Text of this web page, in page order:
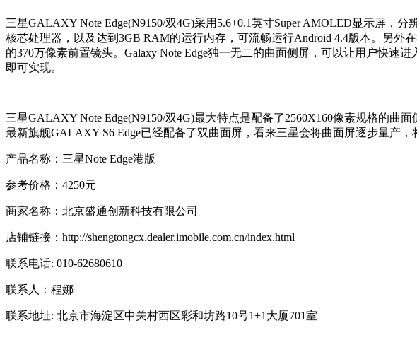
三星GALAXY Note Edge(N9150/双4G)采用5.6+0.1英寸Super AMOLED显示屏，
核芯处理器，以及达到3GB RAM的运行内存，可流畅运行Android 4.4版本。另外
的370万像素前置镜头。Galaxy Note Edge独一无二的曲面侧屏，可以让用户快
即可实现。
三星GALAXY Note Edge(N9150/双4G)最大特点是配备了2560X160像素规格的
最新旗舰GALAXY S6 Edge已经配备了双曲面屏，看来三星会将曲面屏逐步量产，
产品名称：三星Note Edge港版
参考价格：4250元
商家名称：北京盛通创新科技有限公司
店铺链接：http://shengtongcx.dealer.imobile.com.cn/index.html
联系电话: 010-62680610
联系人：程娜
联系地址: 北京市海淀区中关村西区彩和坊路10号1+1大厦701室